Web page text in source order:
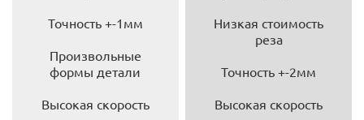
Точность +-1мм
Произвольные
формы детали
Высокая скорость
Низкая стоимость
реза
Точность +-2мм
Высокая скорость